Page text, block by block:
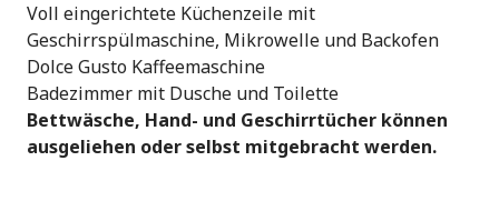
Voll eingerichtete Küchenzeile mit
Geschirrspülmaschine, Mikrowelle und Backofen
Dolce Gusto Kaffeemaschine
Badezimmer mit Dusche und Toilette
Bettwäsche, Hand- und Geschirrtücher können
ausgeliehen oder selbst mitgebracht werden.